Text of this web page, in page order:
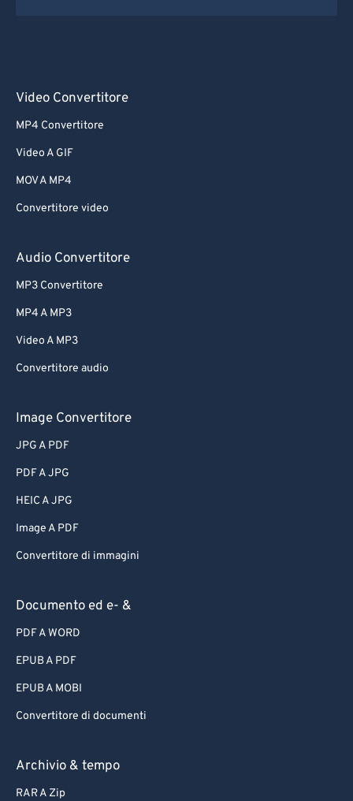
Video Convertitore
MP4 Convertitore
Video A GIF
MOV A MP4
Convertitore video
Audio Convertitore
MP3 Convertitore
MP4 A MP3
Video A MP3
Convertitore audio
Image Convertitore
JPG A PDF
PDF A JPG
HEIC A JPG
Image A PDF
Convertitore di immagini
Documento ed e- &
PDF A WORD
EPUB A PDF
EPUB A MOBI
Convertitore di documenti
Archivio & tempo
RAR A Zip